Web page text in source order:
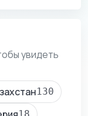
увидеть
130